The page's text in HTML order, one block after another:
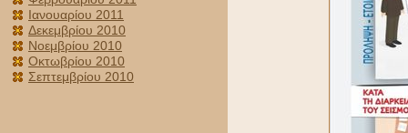
Ιανουαρίου 2011
Δεκεμβρίου 2010
Νοεμβρίου 2010
Οκτωβρίου 2010
Σεπτεμβρίου 2010